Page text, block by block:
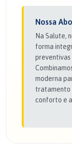
Nossa
Na Salute,
forma
preventivas
moderna
tratamento
conforto e